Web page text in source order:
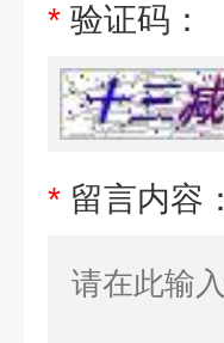
* 验证码：
* 留言内容：